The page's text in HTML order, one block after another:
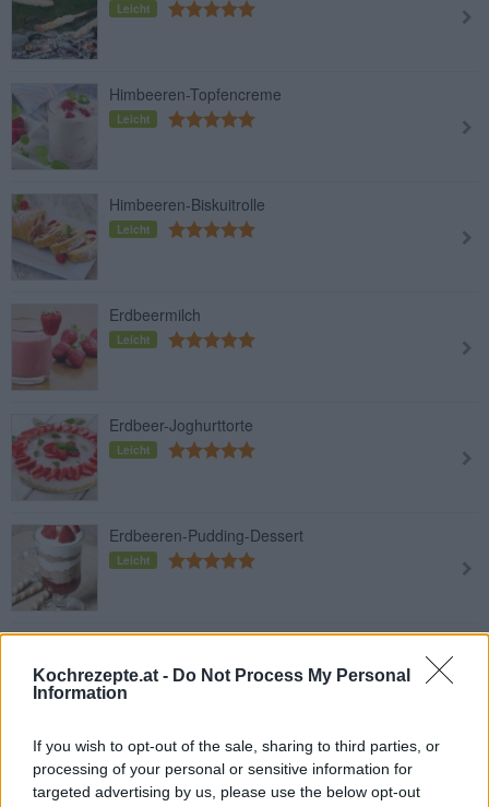
Kochrezepte.at - Do Not Process My Personal
Information
If you wish to opt-out of the sale, sharing to third parties, or
processing of your personal or sensitive information for
targeted advertising by us, please use the below opt-out
Leicht
Himbeeren-Topfencreme
Leicht
Himbeeren-Biskuitrolle
Leicht
Erdbeermilch
Leicht
Erdbeer-Joghurttorte
Leicht
Erdbeeren-Pudding-Dessert
Leicht
Leicht
Blätterteig-Erdbeerschnitten
Leicht